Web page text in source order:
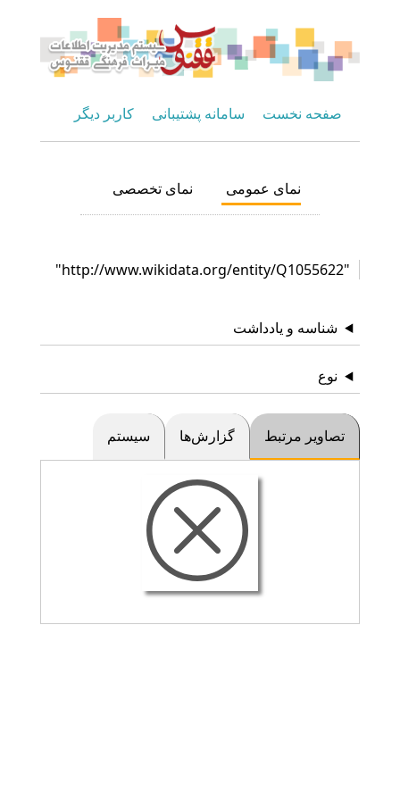
صفحه نخست سامانه پشتیبانی کاربر دیگر
نمای عمومی نمای تخصصی
"http://www.wikidata.org/entity/Q1055622"
شناسه و یادداشت
نوع
تصاویر مرتبط گزارش‌ها سیستم